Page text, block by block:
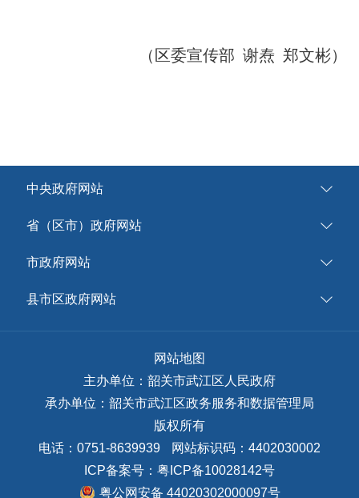
（区委宣传部 谢焘 郑文彬）
中央政府网站
省（区市）政府网站
市政府网站
县市区政府网站
网站地图
主办单位：韶关市武江区人民政府
承办单位：韶关市武江区政务服务和数据管理局
版权所有
电话：0751-8639939
网站标识码：4402030002
ICP备案号： 粤ICP备10028142号
粤公网安备 44020302000097号